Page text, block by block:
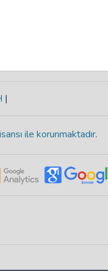
|
ile korunmaktadır.